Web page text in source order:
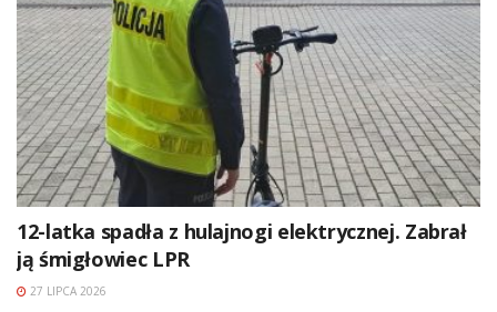
12-latka spadła z hulajnogi elektrycznej. Zabrał
ją śmigłowiec LPR
27 LIPCA 2026